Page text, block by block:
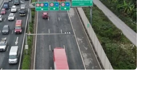
trị nghiện các chất dạng
Methadone, tuy nhiên vẫn còn